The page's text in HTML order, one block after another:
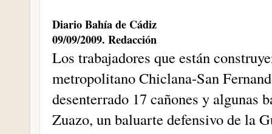
Diario Bahía de Cádiz
09/09/2009. Redacción
Los trabajadores que están
metropolitano Chiclana-San
desenterrado 17 cañones y
Zuazo, un baluarte defensivo de la